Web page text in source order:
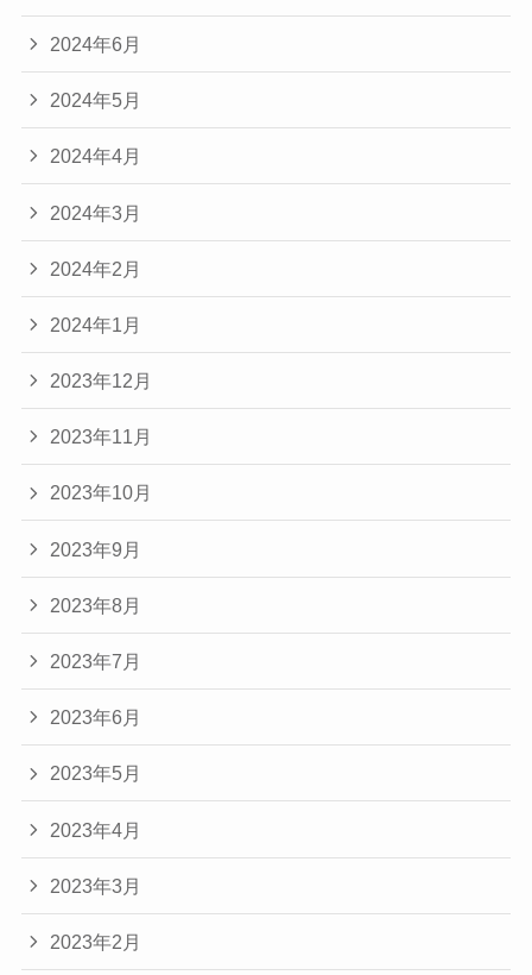
2024年6月
2024年5月
2024年4月
2024年3月
2024年2月
2024年1月
2023年12月
2023年11月
2023年10月
2023年9月
2023年8月
2023年7月
2023年6月
2023年5月
2023年4月
2023年3月
2023年2月